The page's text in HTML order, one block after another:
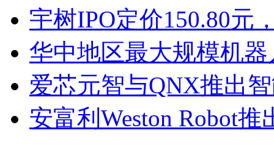
宇树IPO定价150.80元
华中地区最大规模机
爱芯元智与QNX推出
安富利Weston Robot